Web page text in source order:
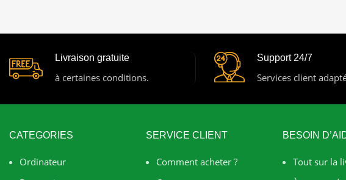
Livraison gratuite
à certaines conditions.
Support 24/7
Services client
CATEGORIES
Ordinateur
SERVICE CLIENT
Comment acheter ?
BESOIN
Tout sur la